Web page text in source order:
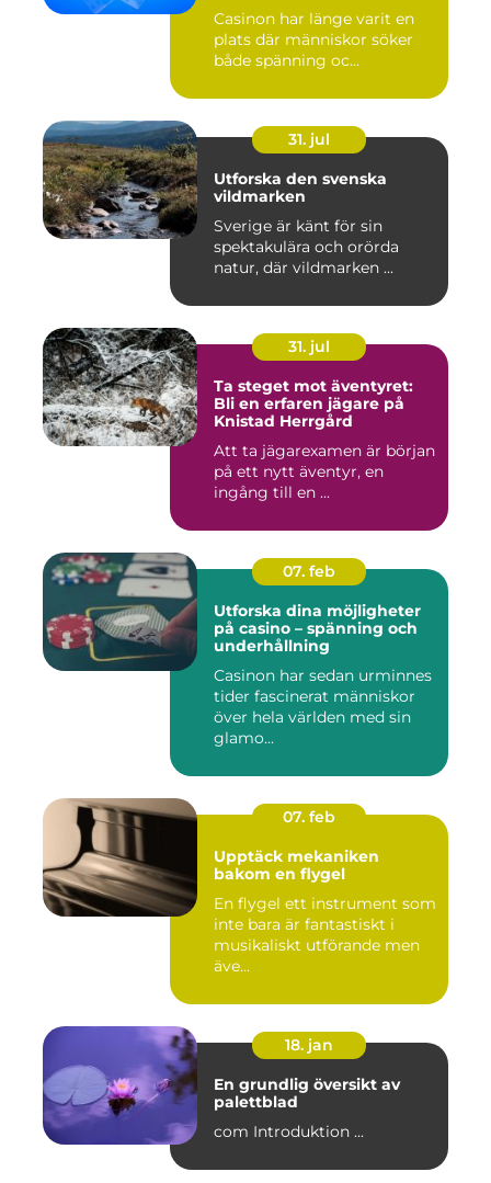
Casinon har länge varit en
plats där människor söker
både spänning oc...
31. jul
Utforska den svenska
vildmarken
Sverige är känt för sin
spektakulära och orörda
natur, där vildmarken ...
31. jul
Ta steget mot äventyret:
Bli en erfaren jägare på
Knistad Herrgård
Att ta jägarexamen är början
på ett nytt äventyr, en
ingång till en ...
07. feb
Utforska dina möjligheter
på casino – spänning och
underhållning
Casinon har sedan urminnes
tider fascinerat människor
över hela världen med sin
glamo...
07. feb
Upptäck mekaniken
bakom en flygel
En flygel ett instrument som
inte bara är fantastiskt i
musikaliskt utförande men
äve...
18. jan
En grundlig översikt av
palettblad
com Introduktion ...